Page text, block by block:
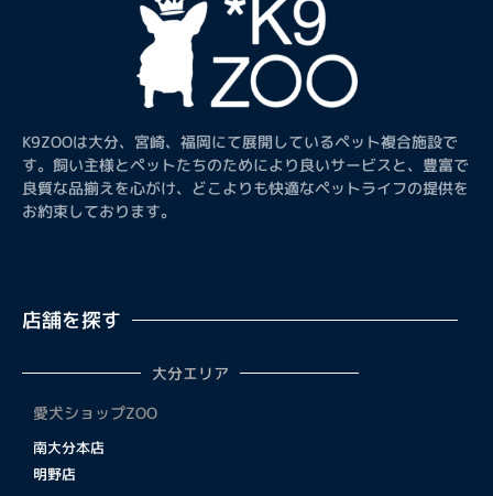
K9ZOOは大分、宮崎、福岡にて展開しているペット複合施設で
す。飼い主様とペットたちのためにより良いサービスと、豊富で
良質な品揃えを心がけ、どこよりも快適なペットライフの提供を
お約束しております。
店舗を探す
大分エリア
愛犬ショップZOO
南大分本店
明野店